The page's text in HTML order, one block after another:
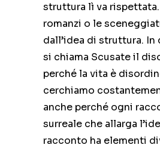
struttura lì va
romanzi o le
dall’idea di struttura.
si chiama Scusate il
perché la vita è
cerchiamo
anche perché ogni
surreale che allarga
racconto ha elementi